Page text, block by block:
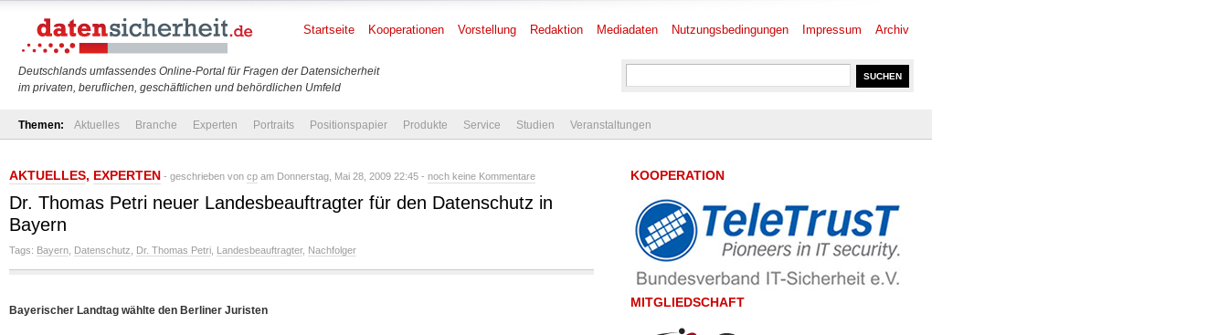
Deutschlands umfassendes Online-Portal für Fragen der Datensicherheit
im privaten, beruflichen, geschäftlichen und behördlichen Umfeld
Startseite Kooperationen Vorstellung Redaktion Mediadaten Nutzungsbedingungen Impressum Archiv
Themen: Aktuelles Branche Experten Portraits Positionspapier Produkte Service Studien Veranstaltungen
AKTUELLES, EXPERTEN - geschrieben von cp am Donnerstag, Mai 28, 2009 22:45 - noch keine Kommentare
Dr. Thomas Petri neuer Landesbeauftragter für den Datenschutz in
Bayern
Tags: Bayern Datenschutz Dr. Thomas Petri Landesbeauftragter, Nachfolger
Bayerischer Landtag wählte den Berliner Juristen
KOOPERATION
MITGLIEDSCHAFT